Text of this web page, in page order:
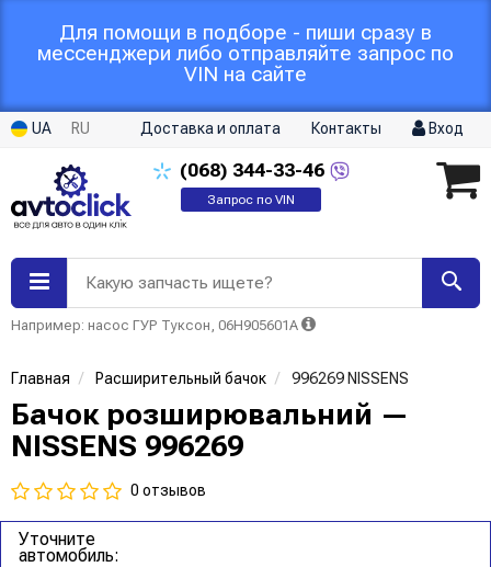
Для помощи в подборе - пиши сразу в
мессенджери либо отправляйте запрос по
VIN на сайте
UA RU Доставка и оплата Контакты Вход
(068) 344-33-46
Запрос по VIN
Какую запчасть ищете?
Например: насос ГУР Туксон, 06H905601A
Главная Расширительный бачок 996269 NISSENS
Бачок розширювальний —
NISSENS 996269
0 отзывов
Уточните
автомобиль: